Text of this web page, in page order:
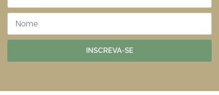
INSCREVA-SE